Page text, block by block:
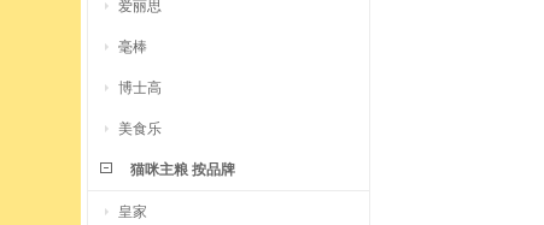
爱丽思
毫棒
博士高
美食乐
猫咪主粮 按品牌
皇家